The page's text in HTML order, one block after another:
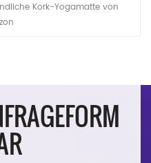
Kork-Yogamatte von